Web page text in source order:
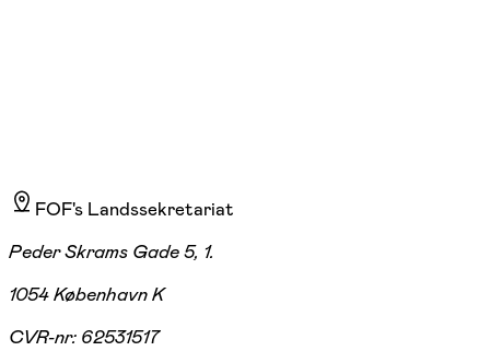
FOF's Landssekretariat
Peder Skrams Gade 5, 1.
1054 København K
CVR-nr: 62531517